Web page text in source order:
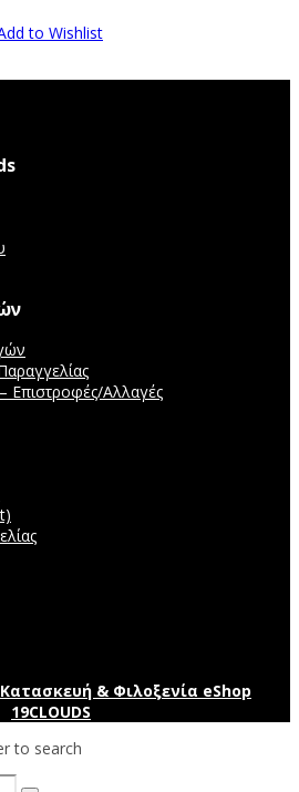
to Wishlist
Επιστροφές/Αλλαγές
Κατασκευή & Φιλοξενία eShop
19CLOUDS
to search